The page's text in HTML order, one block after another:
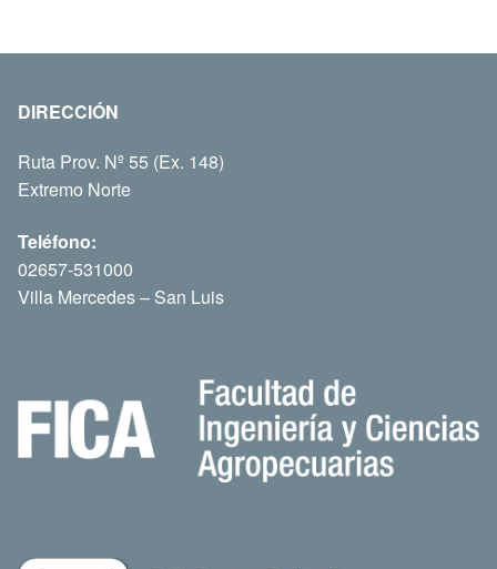
DIRECCIÓN
Ruta Prov. Nº 55 (Ex. 148)
Extremo Norte
Teléfono:
02657-531000
Villa Mercedes – San Luis